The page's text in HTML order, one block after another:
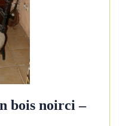
bois noirci –